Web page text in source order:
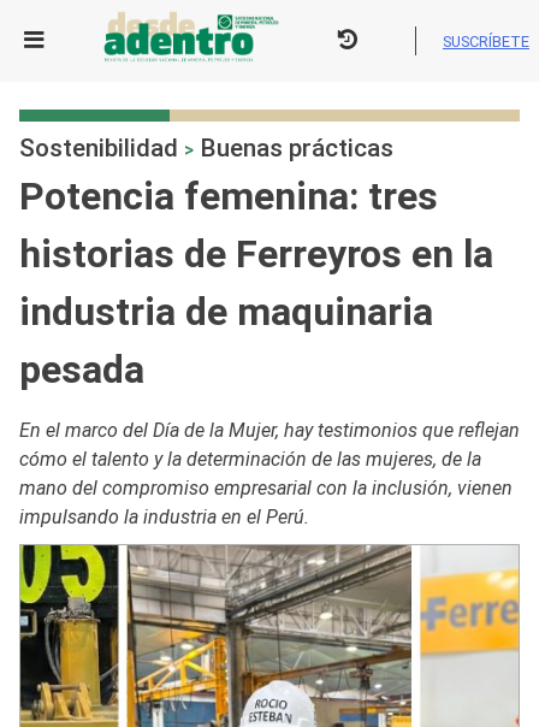
SUSCRÍBETE
Sostenibilidad > Buenas prácticas
Potencia femenina: tres
historias de Ferreyros en la
industria de maquinaria
pesada
En el marco del Día de la Mujer, hay testimonios que reflejan
cómo el talento y la determinación de las mujeres, de la
mano del compromiso empresarial con la inclusión, vienen
impulsando la industria en el Perú.